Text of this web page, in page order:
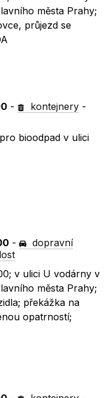
města Prahy;
průjezd se
- kontejnery -
bioodpad v ulici
-
dopravní
v ulici U vodárny v
města Prahy;
překážka na
opatrností;